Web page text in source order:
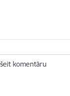
komentāru